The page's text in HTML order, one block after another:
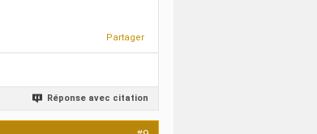
Partager
Réponse avec citation